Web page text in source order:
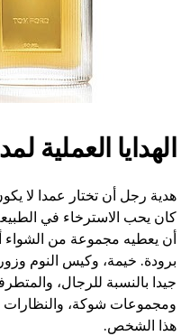
الهدايا العملية لمدة 45 عاما
هدية رجل أن تختار عمدا لا
كان يحب الاسترخاء في
أن يعطيه مجموعة من الشواء
برودة. خيمة، وكيس النوم
جيدا بالنسبة للرجال،
ومجموعات شوكة،
هذا الشخص.